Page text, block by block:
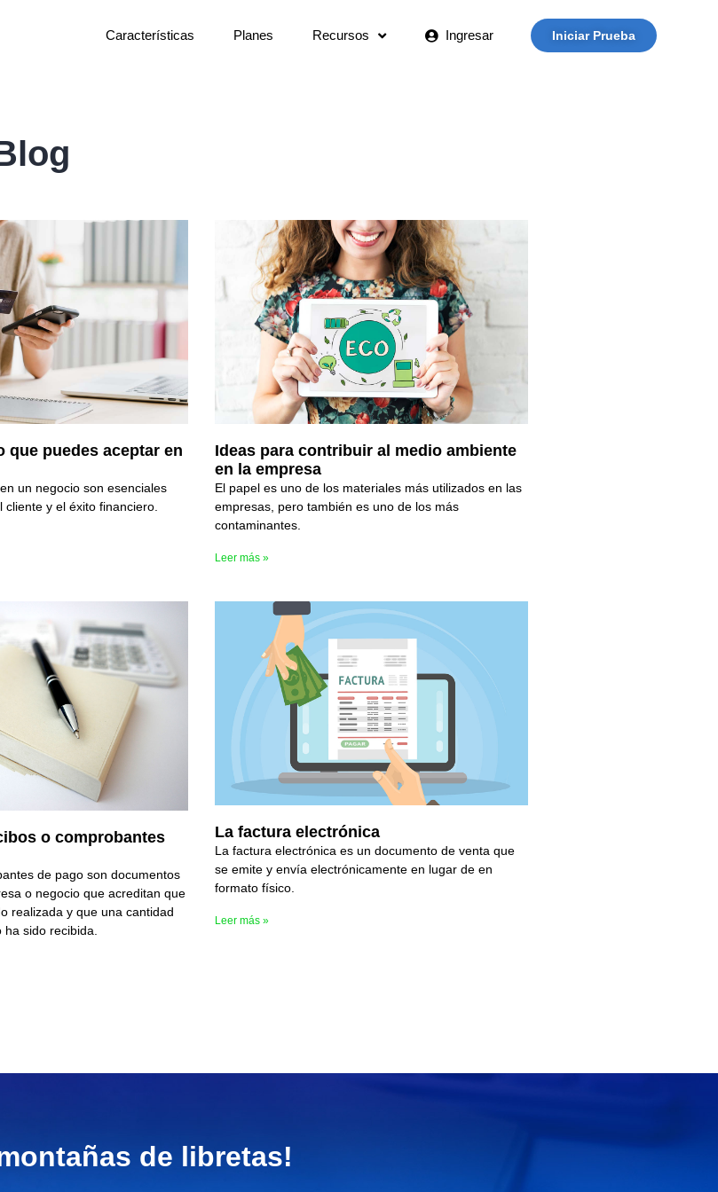
Características Planes Recursos Ingresar Iniciar Prueba
que puedes aceptar en
un negocio son esenciales
cliente y el éxito financiero.
Ideas para contribuir al medio ambiente
en la empresa
El papel es uno de los materiales más utilizados en las
empresas, pero también es uno de los más
contaminantes.
Leer más »
o comprobantes
de pago son documentos
o negocio que acreditan que
realizada y que una cantidad
sido recibida.
La factura electrónica
La factura electrónica es un documento de venta que
se emite y envía electrónicamente en lugar de en
formato físico.
Leer más »
de libretas!